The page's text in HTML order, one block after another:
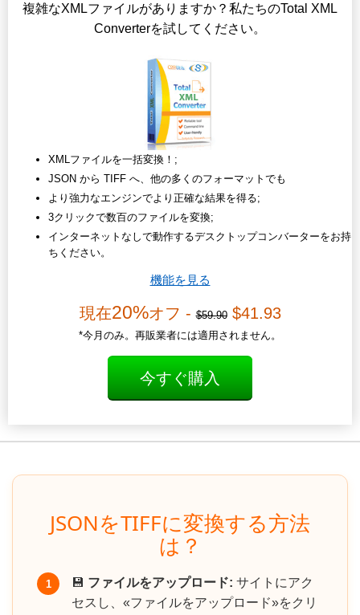
複雑なXMLファイルがありますか？私たちのTotal XML
Converterを試してください。
XMLファイルを一括変換！;
JSON から TIFF へ、他の多くのフォーマットでも
より強力なエンジンでより正確な結果を得る;
3クリックで数百のファイルを変換;
インターネットなしで動作するデスクトップコンバーターをお持
ちください。
機能を見る
現在20%オフ -$59.90$41.93
*今月のみ。再販業者には適用されません。
今すぐ購入
JSONをTIFFに変換する方法
は？
1 💾 ファイルをアップロード: サイトにアク
セスし、«ファイルをアップロード»をクリ